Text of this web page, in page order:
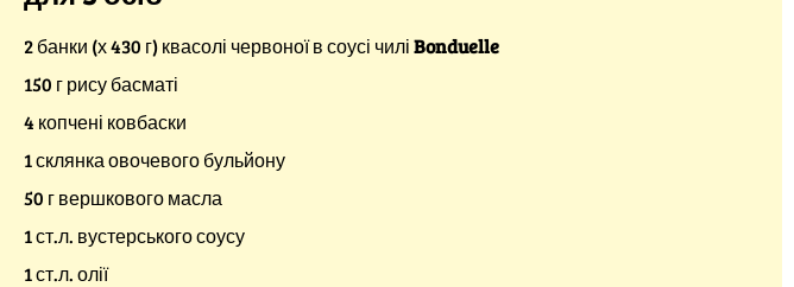
2 банки (х 430 г) квасолі червоної в соусі чиліBonduelle
150 г рису басматі
4 копчені ковбаски
1 склянка овочевого бульйону
50 г вершкового масла
1 ст.л. вустерського соусу
1 ст.л. олії